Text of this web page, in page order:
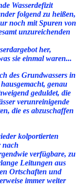
Wasserdefizit
folgend zu heißen,
noch mit Spuren von
unzureichenden
her,
sie einmal waren...
des Grundwassers in
genau
geduldet, die
verunreinigende
die es abzuschaffen
kolportierten
nach
verfügbare, zu
Leitungen aus
Ortschaften und
immer weiter